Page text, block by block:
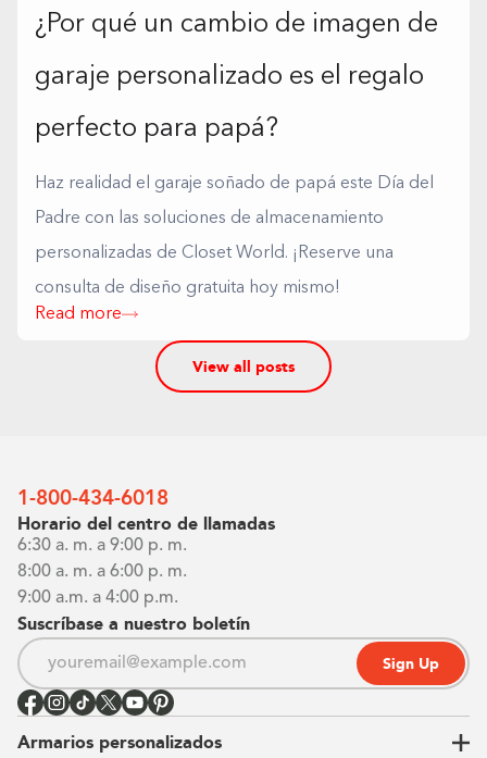
¿Por qué un cambio de imagen de
garaje personalizado es el regalo
perfecto para papá?
Haz realidad el garaje soñado de papá este Día del
Padre con las soluciones de almacenamiento
personalizadas de Closet World. ¡Reserve una
consulta de diseño gratuita hoy mismo!
Read more
View all posts
1-800-434-6018
Horario del centro de llamadas
6:30 a. m. a 9:00 p. m.
8:00 a. m. a 6:00 p. m.
9:00 a.m. a 4:00 p.m.
Suscríbase a nuestro boletín
Sign Up
Armarios personalizados